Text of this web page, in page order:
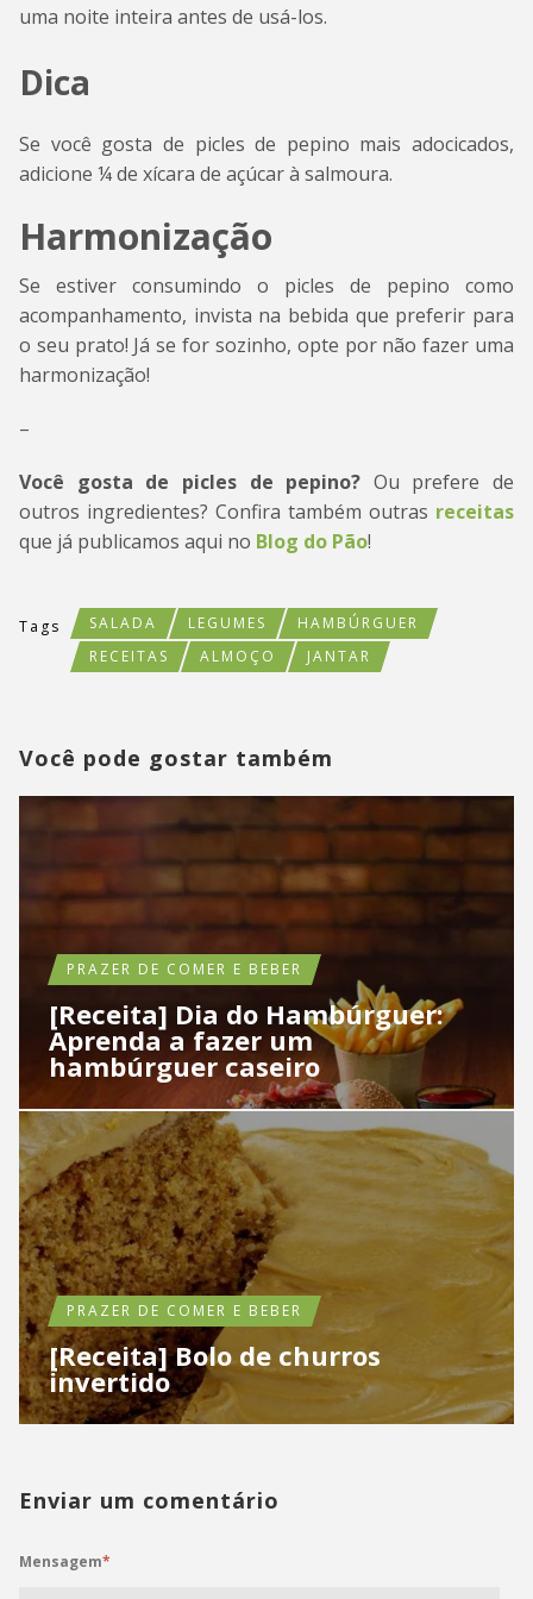
uma noite inteira antes de usá-los.
Dica
Se você gosta de picles de pepino mais adocicados,
adicione ¼ de xícara de açúcar à salmoura.
Harmonização
Se estiver consumindo o picles de pepino como
acompanhamento, invista na bebida que preferir para
o seu prato! Já se for sozinho, opte por não fazer uma
harmonização!
–
Você gosta de picles de pepino? Ou prefere de
outros ingredientes? Confira também outras receitas
que já publicamos aqui no Blog do Pão!
Tags SALADA LEGUMES
HAMBÚRGUER
RECEITAS
ALMOÇO JANTAR
Você pode gostar também
PRAZER DE COMER E BEBER
[Receita] Dia do Hambúrguer:
Aprenda a fazer um
hambúrguer caseiro
PRAZER DE COMER E BEBER
[Receita] Bolo de churros
invertido
Enviar um comentário
Mensagem*